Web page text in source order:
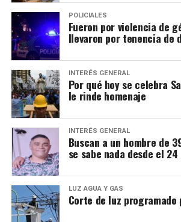
POLICIALES
Fueron por violencia de
llevaron por tenencia de
INTERÉS GENERAL
Por qué hoy se celebra
le rinde homenaje
INTERÉS GENERAL
Buscan a un hombre de
se sabe nada desde el
LUZ AGUA Y GAS
Corte de luz programado